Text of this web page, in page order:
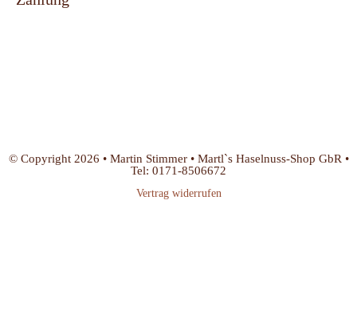
© Copyright 2026 • Martin Stimmer • Martl`s Haselnuss-Shop GbR •
Tel: 0171-8506672
Vertrag widerrufen